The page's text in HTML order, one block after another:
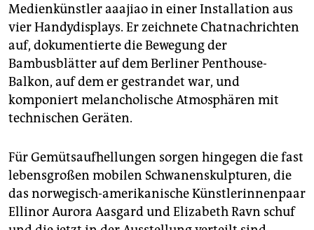
Medienkünstler aaajiao in einer Installation aus
vier Handydisplays. Er zeichnete Chatnachrichten
auf, dokumentierte die Bewegung der
Bambusblätter auf dem Berliner Penthouse-
Balkon, auf dem er gestrandet war, und
komponiert melancholische Atmosphären mit
technischen Geräten.
Für Gemütsaufhellungen sorgen hingegen die fast
lebensgroßen mobilen Schwanenskulpturen, die
das norwegisch-amerikanische Künstlerinnenpaar
Ellinor Aurora Aasgard und Elizabeth Ravn schuf